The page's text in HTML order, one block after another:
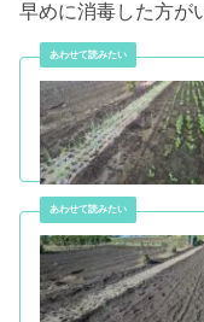
早めに消毒した方が